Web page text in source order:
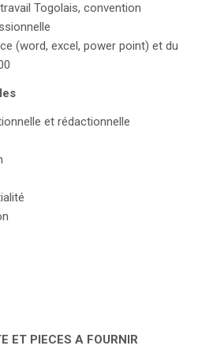
Togolais, convention
(word, excel, power point) et du
et rédactionnelle
ET PIECES A FOURNIR